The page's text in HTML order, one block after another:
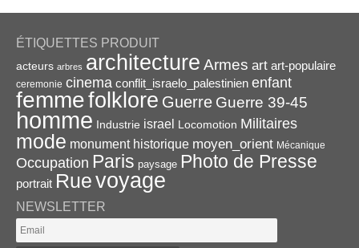
ÉTIQUETTES PRODUIT
acteurs arbres architecture Armes art art-populaire
ceremonie cinema conflit_israelo_palestinien enfant
femmefolklore Guerre Guerre 39-45
homme Industrie israel Locomotion Militaires
mode monument historique moyen_orient Mécanique
Occupation Paris paysage Photo de Presse
portrait Ruevoyage
NEWSLETTER